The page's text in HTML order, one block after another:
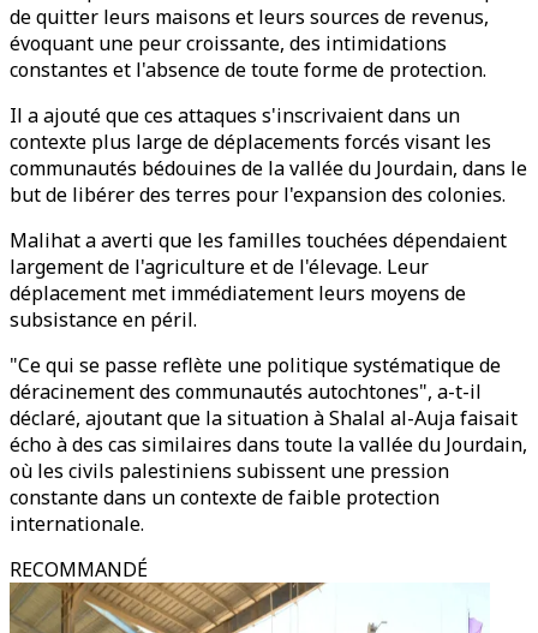
de quitter leurs maisons et leurs sources de revenus,
évoquant une peur croissante, des intimidations
constantes et l'absence de toute forme de protection.
Il a ajouté que ces attaques s'inscrivaient dans un
contexte plus large de déplacements forcés visant les
communautés bédouines de la vallée du Jourdain, dans le
but de libérer des terres pour l'expansion des colonies.
Malihat a averti que les familles touchées dépendaient
largement de l'agriculture et de l'élevage. Leur
déplacement met immédiatement leurs moyens de
subsistance en péril.
"Ce qui se passe reflète une politique systématique de
déracinement des communautés autochtones", a-t-il
déclaré, ajoutant que la situation à Shalal al-Auja faisait
écho à des cas similaires dans toute la vallée du Jourdain,
où les civils palestiniens subissent une pression
constante dans un contexte de faible protection
internationale.
RECOMMANDÉ